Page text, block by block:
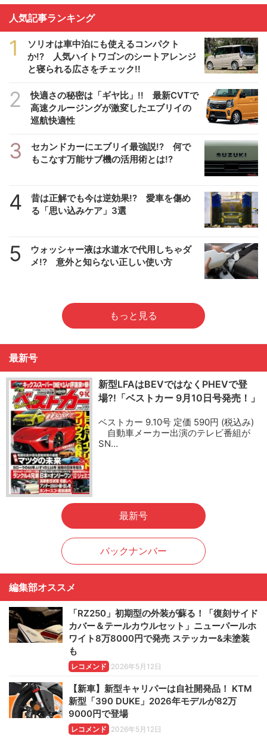
人気記事ランキング
1
ソリオは車中泊にも使えるコンパクト
か!? 人気ハイトワゴンのシートアレンジ
と寝られる広さをチェック!!
2
快適さの秘密は「ギヤ比」!! 最新CVTで
高速クルージングが激変したエブリイの
巡航快適性
3
セカンドカーにエブリイ最強説!? 何で
もこなす万能サブ機の活用術とは!?
4
昔は正解でも今は逆効果!? 愛車を傷め
る「思い込みケア」3選
5
ウォッシャー液は水道水で代用しちゃダ
メ!? 意外と知らない正しい使い方
もっと見る
最新号
新型LFAはBEVではなくPHEVで登
場?!「ベストカー 9月10日号発売！」
ベストカー 9.10号 定価 590円 (税込み)
自動車メーカー出演のテレビ番組が
SN…
最新号
バックナンバー
編集部オススメ
「RZ250」初期型の外装が蘇る！「復刻サイド
カバー＆テールカウルセット」ニューパールホ
ワイト8万8000円で発売 ステッカー&未塗装
も
レコメンド 2026年5月12日
【新車】新型キャリパーは自社開発品！ KTM
新型「390 DUKE」2026年モデルが82万
9000円で登場
レコメンド 2026年5月12日